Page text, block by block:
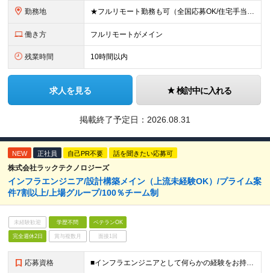
勤務地 ★フルリモート勤務も可（全国応募OK/住宅手当を支給します） ※案件によって常駐が必要になる場合があります。 ※希望がない限り、転勤はありません ※U・Iターン歓迎 ★ルトラの社員は全国各地で活躍中
働き方 フルリモートがメイン
残業時間 10時間以内
求人を見る 検討中に入れる
掲載終了予定日： 2026.08.31
NEW 正社員 自己PR不要 話を聞きたい応募可
株式会社ラックテクノロジーズ
インフラエンジニア/設計構築メイン（上流未経験OK）/プライム案
件7割以上/上場グループ/100％チーム制
未経験歓迎 学歴不問 ベテランOK
完全週休2日 賞与複数月 面接1回
応募資格 ■インフラエンジニアとして何らかの経験をお持ちの方 ∟運用や保守の方も歓迎します！業界/担当フェーズは問いません 100％チーム配属なので、サポート体制が整っています！ ■学歴不問 ＜こんな想い